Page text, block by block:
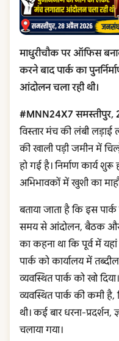
माधुरीचौक पर ऑफिस
करने बाद पार्क का
आंदोलन चला रही थी।
#MNN24X7 समस्तीपुर,
विस्तार मंच की लंबी लड़ाई
की खाली पड़ी जमीन में
हो गई है। निर्माण कार्य शुरू
अभिभावकों में खुशी का
बताया जाता है कि इस
समय से आंदोलन, बैठक और
का कहना था कि पूर्व में
पार्क को कार्यालय में
व्यवस्थित पार्क को खो
व्यवस्थित पार्क की कमी
थी। कई बार धरना-
चलाया गया।